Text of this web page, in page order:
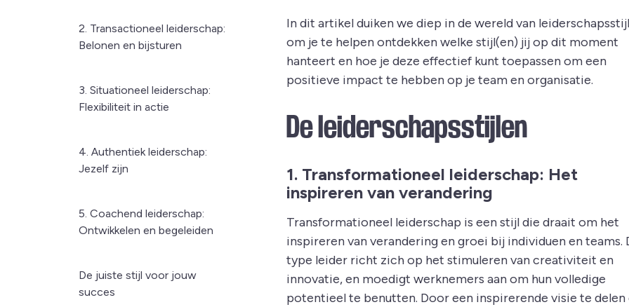
2. Transactioneel leiderschap:
Belonen en bijsturen
3. Situationeel leiderschap:
Flexibiliteit in actie
4. Authentiek leiderschap:
Jezelf zijn
5. Coachend leiderschap:
Ontwikkelen en begeleiden
De juiste stijl voor jouw
succes
In dit artikel duiken we diep in de wereld van
om je te helpen ontdekken welke stijl(en) jij op dit moment
hanteert en hoe je deze effectief kunt toepassen om een
positieve impact te hebben op je team en organisatie.
De leiderschapsstijlen
1. Transformationeel leiderschap: Het
inspireren van verandering
Transformationeel leiderschap is een stijl die draait om het
inspireren van verandering en groei bij individuen en teams.
type leider richt zich op het stimuleren van creativiteit en
innovatie, en moedigt werknemers aan om hun volledige
potentieel te benutten. Door een inspirerende visie te delen